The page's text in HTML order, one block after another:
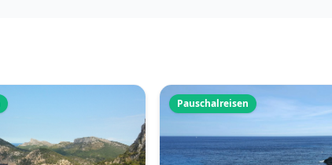
Pauschalreisen